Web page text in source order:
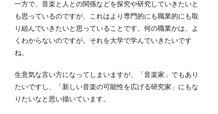
一方で、音楽と人との関係などを探究や研究していきたいと
も思っているのですが、これはより専門的にも職業的にも取
り組んでいきたいと思っていることです。何の職業かは、よ
くわからないのですが。それを大学で学んでいきたいです
ね。
生意気な言い方になってしまいますが、「音楽家」でもあり
たいですし、「新しい音楽の可能性を広げる研究家」にもな
りたいなと思い描いています。